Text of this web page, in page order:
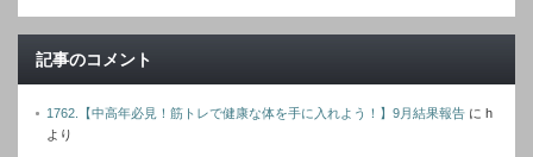
記事のコメント
1762.【中高年必見！筋トレで健康な体を手に入れよう！】9月結果報告 に h
より